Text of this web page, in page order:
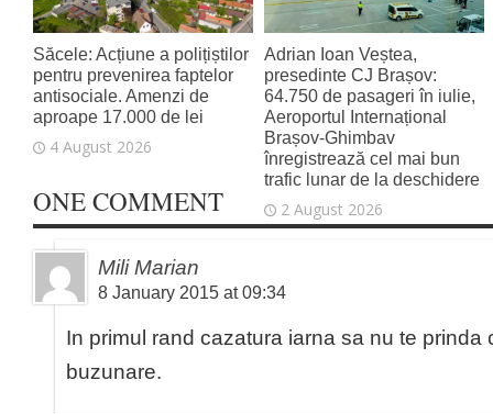
Săcele: Acțiune a polițiștilor
pentru prevenirea faptelor
antisociale. Amenzi de
aproape 17.000 de lei
4 August 2026
Adrian Ioan Veștea,
presedinte CJ Brașov:
64.750 de pasageri în iulie,
Aeroportul Internațional
Brașov‑Ghimbav
înregistrează cel mai bun
trafic lunar de la deschidere
2 August 2026
ONE COMMENT
Mili Marian
8 January 2015 at 09:34
In primul rand cazatura iarna sa nu te prinda
buzunare.